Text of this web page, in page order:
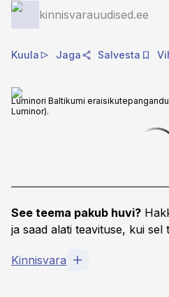
kinnisvarauudised.ee
Kuula Jaga Salvesta
Luminori Baltikumi
Luminor).
See teema pakub huvi?
ja saad alati teavituse, kui sel
Kinnisvara